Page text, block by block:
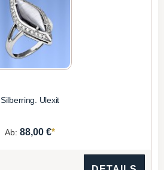
Silberring. Ulexit
Ab: 88,00 €*